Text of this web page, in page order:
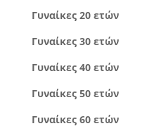
Γυναίκες 20 ετών
Γυναίκες 30 ετών
Γυναίκες 40 ετών
Γυναίκες 50 ετών
Γυναίκες 60 ετών